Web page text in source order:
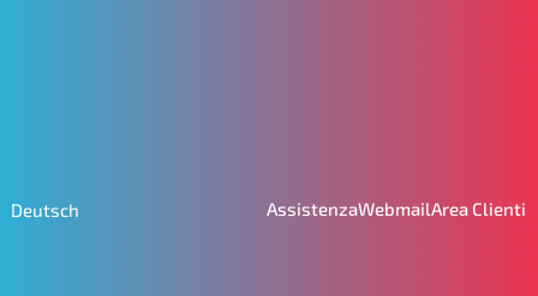
Deutsch AssistenzaWebmailArea Clienti